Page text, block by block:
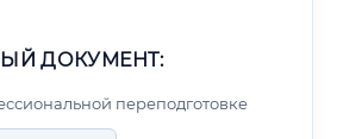
ДОКУМЕНТ:
переподготовке